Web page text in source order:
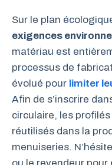
Sur le plan
exigences
matériau est
processus de
évolué pour limiter
Afin de s’inscrire
circulaire, les
réutilisés dans la
menuiseries.